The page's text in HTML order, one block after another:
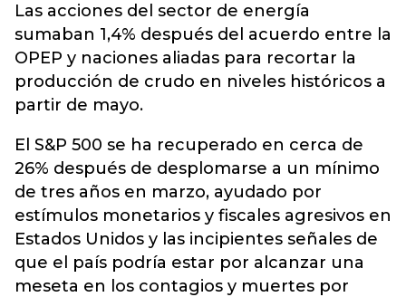
Las acciones del sector de energía
sumaban 1,4% después del acuerdo entre la
OPEP y naciones aliadas para recortar la
producción de crudo en niveles históricos a
partir de mayo.
El S&P 500 se ha recuperado en cerca de
26% después de desplomarse a un mínimo
de tres años en marzo, ayudado por
estímulos monetarios y fiscales agresivos en
Estados Unidos y las incipientes señales de
que el país podría estar por alcanzar una
meseta en los contagios y muertes por